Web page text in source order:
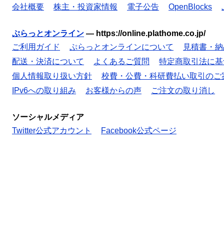
会社概要 株主・投資家情報 電子公告 OpenBlocks
ぷらっとオンライン — https://online.plathome.co.jp/
ご利用ガイド
ぷらっとオンラインについて
見積書・
配送・決済について
よくあるご質問
特定商取引法に
個人情報取り扱い方針
校費・公費・科研費払い取引のご
IPv6への取り組み
お客様からの声 ご注文の取り消し
ソーシャルメディア
Twitter公式アカウント
Facebook公式ページ